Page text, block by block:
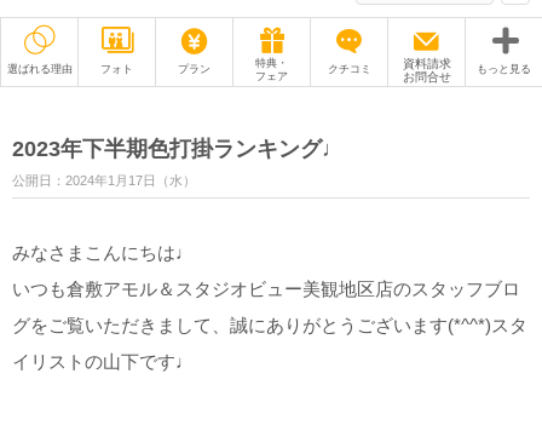
選ばれる理由 フォト プラン
特典・
フェア
クチコミ
資料請求
お問合せ
もっと見る
衣装 ムービー
アクセス/TEL
2023年下半期色打掛ランキング♩
公開日：2024年1月17日（水）
みなさまこんにちは♩
いつも倉敷アモル＆スタジオビュー美観地区店のスタッフブロ
グをご覧いただきまして、誠にありがとうございます(*^^*)スタ
イリストの山下です♩